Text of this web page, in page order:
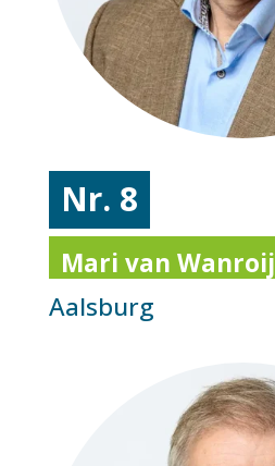
Nr. 8
Mari van Wanroij
Aalsburg